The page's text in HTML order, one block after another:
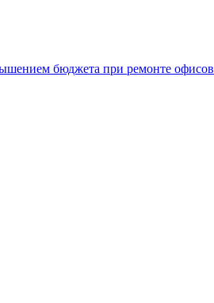
бюджета при ремонте офисов